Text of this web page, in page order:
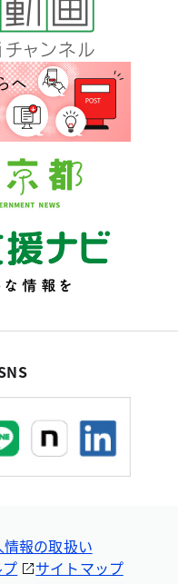
情報の取扱い
サイトマップ